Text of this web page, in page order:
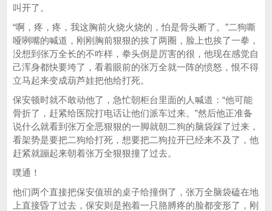
叫开了。
“啊，疼，疼，我这胸前火烧火烧的，怕是骨头断了。”二狗嘶
哑咧嘴的喊道，刚刚胸前狠狠的挨了两圈，脸上也挨了一拳，
没想到张万全长的不咋样，拳头倒是厉害的很，他现在感觉自
己浑身都快要垮了，看着眼前的张万全就一阵的愤怒，恨不得
立马起来变成葫芦娃把他给打死。
保安顿时就不敢动他了，急忙朝柜台里面的人喊道：“他可能
骨折了，赶紧给医院打电话让他们派车过来。”然后他正准备
说什么就看到张万全恶狠狠的一脚就朝二狗的脑袋踩了过来，
看架势是要把二狗给打死，想要把二狗拉开已经来不及了，他
赶紧就蹦起来朝着张万全狠狠撞了过去。
噗通！
他们两个直接把保安值班的桌子给撞倒了，张万全脑袋磕在地
上直接昏了过去，保安则是抱着一只胳膊疼的脸都变形了，刚